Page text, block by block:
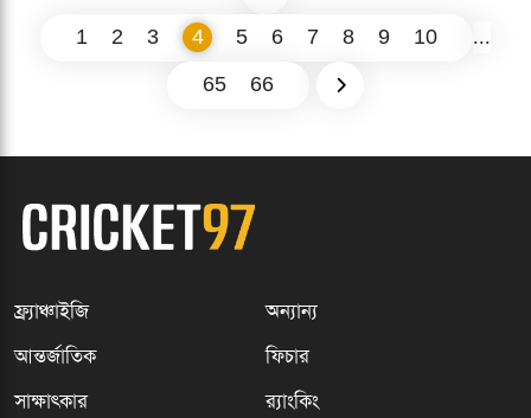
1 2 3 4 5 6 7 8 9 10
...
65
66
ফ্র্যাঞ্চাইজি
অন্যান্য
আন্তর্জাতিক
ফিচার
সাক্ষাৎকার
র‍্যাংকিং